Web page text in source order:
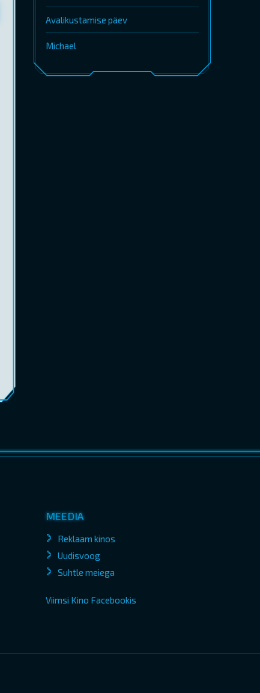
Avalikustamise päev
Michael
MEEDIA
Reklaam kinos
Uudisvoog
Suhtle meiega
Viimsi Kino Facebookis